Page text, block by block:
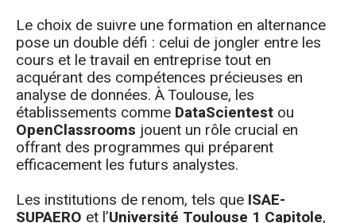
Le choix de suivre une formation en alternance
pose un double défi : celui de jongler entre les
cours et le travail en entreprise tout en
acquérant des compétences précieuses en
analyse de données. À Toulouse, les
établissements comme DataScientest ou
OpenClassrooms jouent un rôle crucial en
offrant des programmes qui préparent
efficacement les futurs analystes.
Les institutions de renom, tels que ISAE-
SUPAERO et l’Université Toulouse 1 Capitole,